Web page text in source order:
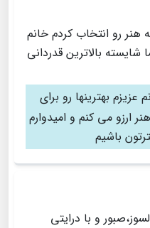
رو انتخاب کردم خانم
بالاترین قدردانی
عزیزم بهترینها رو برای
ارزو می کنم و امیدوارم
باشیم
و با درایتی